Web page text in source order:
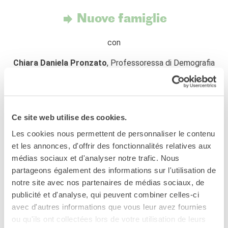
Ce site web utilise des cookies.
Les cookies nous permettent de personnaliser le contenu
et les annonces, d'offrir des fonctionnalités relatives aux
médias sociaux et d'analyser notre trafic. Nous
partageons également des informations sur l'utilisation de
notre site avec nos partenaires de médias sociaux, de
publicité et d'analyse, qui peuvent combiner celles-ci
avec d'autres informations que vous leur avez fournies
ou qu'ils ont collectées lors de votre utilisation de leurs
ARCHIVIO
Farnèse à la page
mondo di domani
Operazioni artistiche
PERCHÉ IMPARARE IL
FRANCESE
CERCA
Nuove famiglie
con
Chiara Daniela Pronzato, Professoressa di Demografia
Chiara Saraceno,Sociologa e Professoressa emerita
Carlo Alberto
Nicolas Belliot , Docente all’Università di Bordeaux.
La famiglia è da sempre al centro delle trasformazioni
sociali e demografiche. Negli ultimi decenni, però, i
mutamenti nei modelli familiari, nei rapporti di genere e